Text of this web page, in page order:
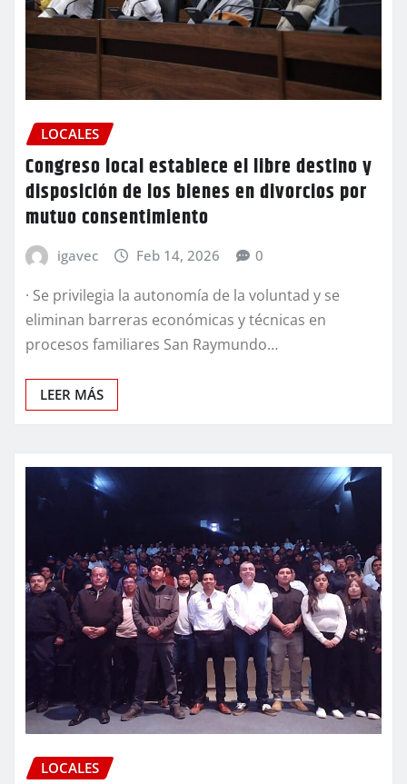
LOCALES
Congreso local establece el libre destino y
disposición de los bienes en divorcios por
mutuo consentimiento
igavec Feb 14, 2026 0
· Se privilegia la autonomía de la voluntad y se
eliminan barreras económicas y técnicas en
procesos familiares San Raymundo…
LEER MÁS
LOCALES